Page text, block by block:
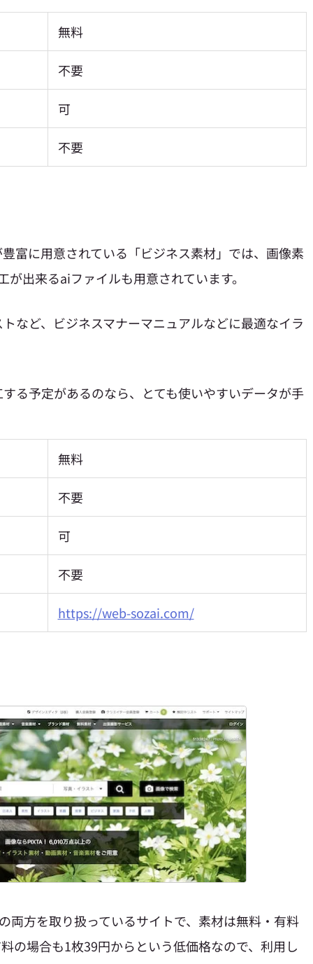
無料
不要
可
不要
富に用意されている「ビジネス素材」では、 画像素
出来るaiファイルも用意されています。
など、ビジネスマナーマニュアルなどに最適なイラ
る予定があるのなら、とても使いやすいデータが手
無料
不要
可
不要
https://web-sozai.com/
両方を取り扱っているサイトで、素材は無料・有料
の場合も1枚39円からという低価格なので、利用し